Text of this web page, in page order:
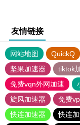
友情链接
网站地图 QuickQ
坚果加速器
tiktok
免费vqn外网加速
旋风加速器
免费
快连加速器
快连